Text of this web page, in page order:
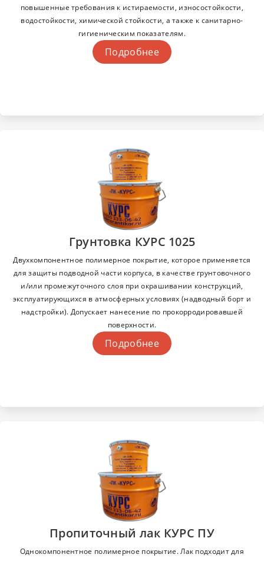
повышенные требования к истираемости, износостойкости,
водостойкости, химической стойкости, а также к санитарно-
гигиеническим показателям.
Подробнее
Грунтовка КУРС 1025
Двухкомпонентное полимерное покрытие, которое применяется
для защиты подводной части корпуса, в качестве грунтовочного
и/или промежуточного слоя при окрашивании конструкций,
эксплуатирующихся в атмосферных условиях (надводный борт и
надстройки). Допускает нанесение по прокорродировавшей
поверхности.
Подробнее
Пропиточный лак КУРС ПУ
Однокомпонентное полимерное покрытие. Лак подходит для